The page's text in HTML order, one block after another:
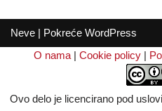
Neve | Pokreće WordPress
O nama | Cookie policy |
Ovo delo je licencirano pod